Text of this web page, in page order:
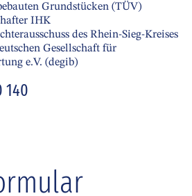
Grundstücken (TÜV)
IHK
des Rhein-Sieg-Kreises
Gesellschaft für
e.V. (degib)
140